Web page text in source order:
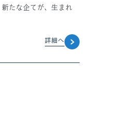
たな企てが、生まれ
詳細へ